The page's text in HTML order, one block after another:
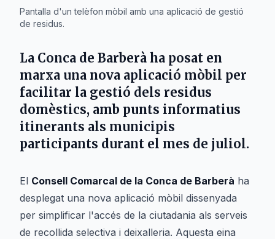
Pantalla d'un telèfon mòbil amb una aplicació de gestió
de residus.
La Conca de Barberà ha posat en
marxa una nova aplicació mòbil per
facilitar la gestió dels residus
domèstics, amb punts informatius
itinerants als municipis
participants durant el mes de juliol.
El Consell Comarcal de la Conca de Barberà ha
desplegat una nova aplicació mòbil dissenyada
per simplificar l'accés de la ciutadania als serveis
de recollida selectiva i deixalleria. Aquesta eina